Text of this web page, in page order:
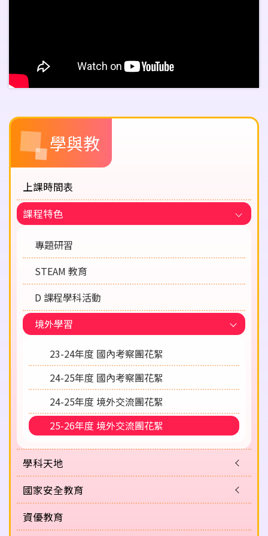
Main
navigation
學與教
上課時間表
課程特色
專題研習
STEAM 教育
D 課程學科活動
境外學習
23-24年度 國內考察團花絮
24-25年度 國內考察團花絮
24-25年度 境外交流團花絮
25-26年度 境外交流團花絮
學科天地
國家安全教育
資優教育